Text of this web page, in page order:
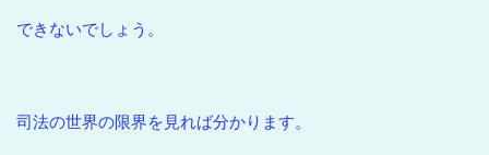
できないでしょう。
司法の世界の限界を見れば分かります。